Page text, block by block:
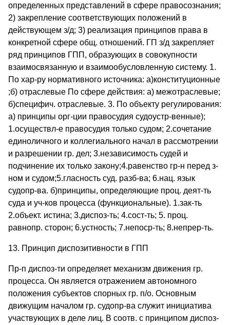
определенных представлений в сфере правосознания;
2) закрепление соответствующих положений в
действующем з/д; 3) реализация принципов права в
конкретной сфере общ. отношений. ГП з/д закрепляет
ряд принципов ГПП, образующих в совокупности
взаимосвязанную и взаимообусловленную систему. 1.
По хар-ру нормативного источника: а)конституционные
;б) отраслевые По сфере действия: а) межотраслевые;
б)специфич. отраслевые. 3. По объекту регулирования:
а) принципы орг-ции правосудия судоустр-венные);
1.осуществл-е правосудия только судом; 2.сочетание
единоличного и коллегиального начал в рассмотрении
и разрешении гр. дел; 3.независимость судей и
подчинение их только закону;4.равенство гр-н перед з-
ном и судом;5.гласность суд. разб-ва; 6.нац. язык
судопр-ва. б)принципы, определяющие проц. деят-ть
суда и уч-ков процесса (функциональные). 1.зак-ть
2.объект. истина; 3.диспоз-ть; 4.сост-ть; 5. проц.
равнопр. сторон; 6.устность; 7.непоср-ть; 8.непрер-ть.
13. Принцип диспозитивности в ГПП
Пр-п диспоз-ти определяет механизм движения гр.
процесса. Он является отражением автономного
положения субъектов спорных гр. п/о. Основным
движущим началом гр. судопр-ва служит инициатива
участвующих в деле лиц. В соотв. с принципом диспоз-